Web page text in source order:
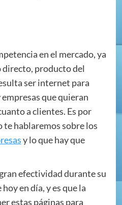
en el mercado, ya
directo, producto del
ser internet para
que quieran
a clientes. Es por
te hablaremos sobre los
y lo que hay que
efectividad durante su
en día, y es que la
estas páginas para